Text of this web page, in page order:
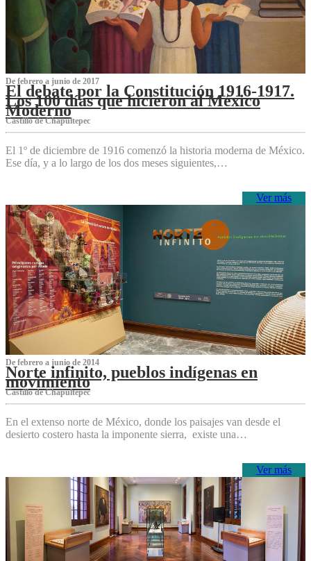
De febrero a junio de 2017
El debate por la Constitución 1916-1917.
Los 100 días que hicieron al México
Moderno
Castillo de Chapultepec
El 1º de diciembre de 1916 comenzó la historia moderna de México.
Ese día, y a lo largo de los dos meses siguientes,…
Ver más
De febrero a junio de 2014
Norte infinito, pueblos indígenas en
movimiento
Castillo de Chapultepec
En el extenso norte de México, donde los paisajes van desde el
desierto costero hasta la imponente sierra, existe una…
Ver más